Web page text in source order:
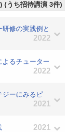
(うち招待講演 3件)
修の実践例と
2022
るチューター
2022
ジーにみるピ
2021
2021